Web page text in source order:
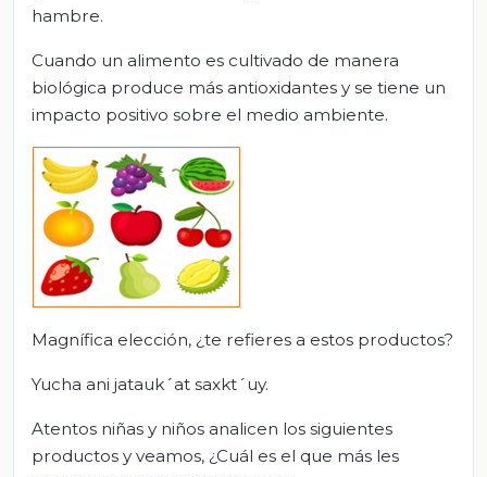
hambre.
Cuando un alimento es cultivado de manera
biológica produce más antioxidantes y se tiene un
impacto positivo sobre el medio ambiente.
Magnífica elección, ¿te refieres a estos productos?
Yucha ani jatauk´at saxkt´uy.
Atentos niñas y niños analicen los siguientes
productos y veamos, ¿Cuál es el que más les